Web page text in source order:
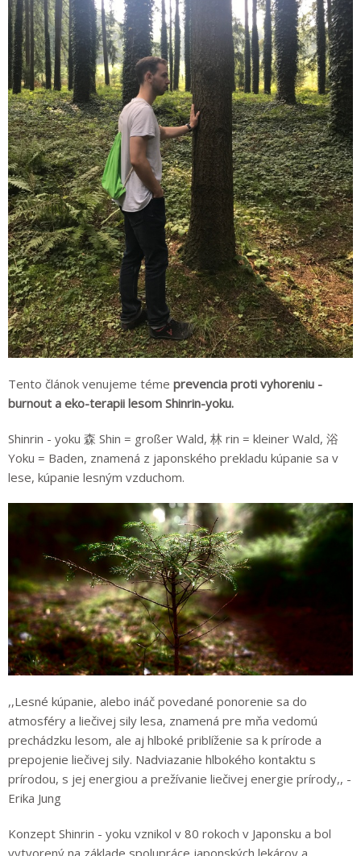
Tento článok venujeme téme prevencia proti vyhoreniu -
burnout a eko-terapii lesom Shinrin-yoku.
Shinrin - yoku 森 Shin = großer Wald, 林 rin = kleiner Wald, 浴
Yoku = Baden, znamená z japonského prekladu kúpanie sa v
lese, kúpanie lesným vzduchom.
,,Lesné kúpanie, alebo ináč povedané ponorenie sa do
atmosféry a liečivej sily lesa, znamená pre mňa vedomú
prechádzku lesom, ale aj hlboké priblíženie sa k prírode a
prepojenie liečivej sily. Nadviazanie hlbokého kontaktu s
prírodou, s jej energiou a prežívanie liečivej energie prírody,, -
Erika Jung
Konzept Shinrin - yoku vznikol v 80 rokoch v Japonsku a bol
vytvorený na základe spolupráce japonských lekárov a